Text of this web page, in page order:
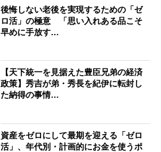
後悔しない老後を実現するための「ゼ
ロ活」の極意 「思い入れある品こそ
早めに手放す…
【天下統一を見据えた豊臣兄弟の経済
政策】秀吉が弟・秀長を紀伊に転封し
た納得の事情…
資産をゼロにして最期を迎える「ゼロ
活」、年代別・計画的にお金を使うポ